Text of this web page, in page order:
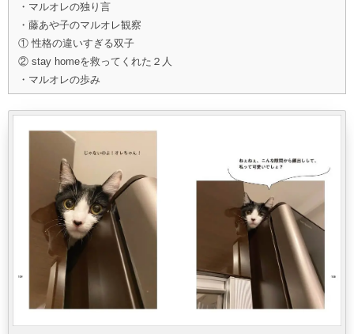
・マルオレの独り言
・藤あや子のマルオレ観察
① 性格の違いすぎる双子
② stay homeを救ってくれた２人
・マルオレの歩み